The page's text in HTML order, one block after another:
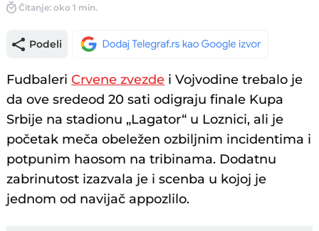
Čitanje: oko 1 min.
Podeli
FudbaleriCrvene zvezde i Vojvodine trebalo je
da ove sredeod 20 sati odigraju finale Kupa
Srbije na stadionu „Lagator“ u Loznici, ali je
početak meča obeležen ozbiljnim incidentima i
potpunim haosom na tribinama. Dodatnu
zabrinutost izazvala je i scenba u kojoj je
jednom od navijač appozlilo.